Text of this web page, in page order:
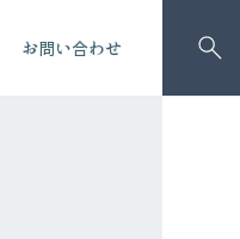
お問い合わせ